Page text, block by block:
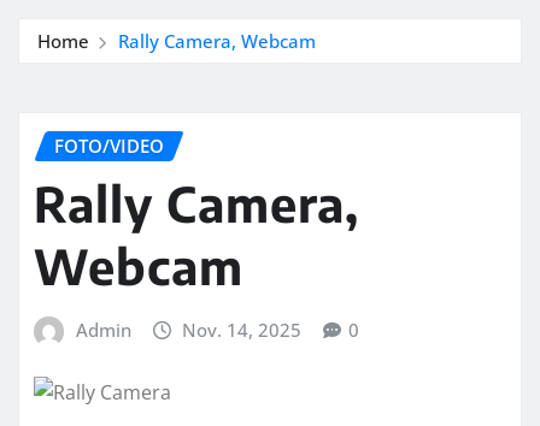
Home Rally Camera, Webcam
FOTO/VIDEO
Rally Camera,
Webcam
Admin Nov. 14, 2025 0